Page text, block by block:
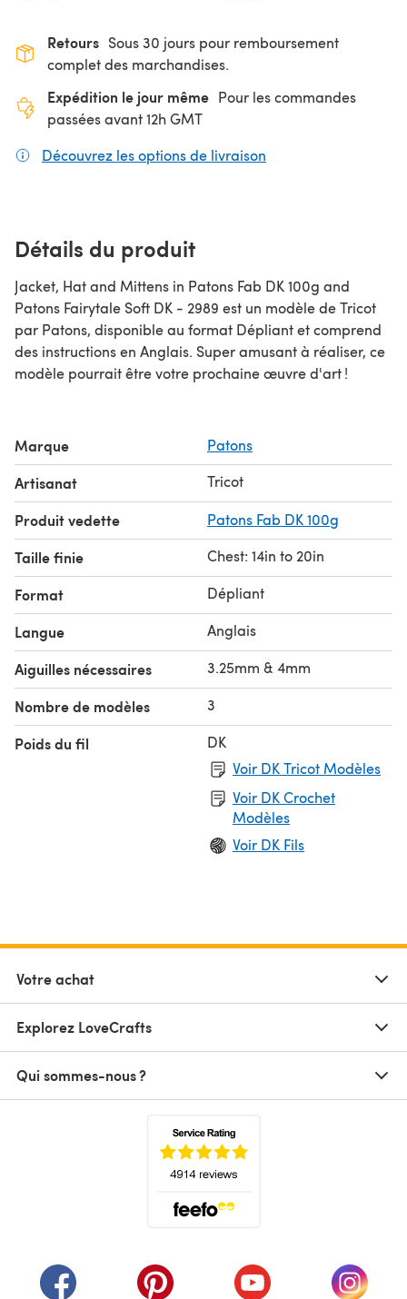
Retours Sous 30 jours pour remboursement
complet des marchandises.
Expédition le jour même Pour les commandes
passées avant 12h GMT
Découvrez les options de livraison
Détails du produit
Jacket, Hat and Mittens in Patons Fab DK 100g and
Patons Fairytale Soft DK - 2989 est un modèle de Tricot
par Patons, disponible au format Dépliant et comprend
des instructions en Anglais. Super amusant à réaliser, ce
modèle pourrait être votre prochaine œuvre d'art !
Marque Patons
Artisanat Tricot
Produit vedette Patons Fab DK 100g
Taille finie Chest: 14in to 20in
Format Dépliant
Langue Anglais
Aiguilles nécessaires 3.25mm & 4mm
Nombre de modèles 3
Poids du fil
DK
Voir DK Tricot Modèles
Voir DK Crochet
Modèles
Voir DK Fils
Votre achat
Explorez LoveCrafts
Qui sommes-nous ?
(s'ouvre dans un nouvel onglet)
(s'ouvre dans un nouvel onglet)
(s'ouvre dans un(s'ouvre